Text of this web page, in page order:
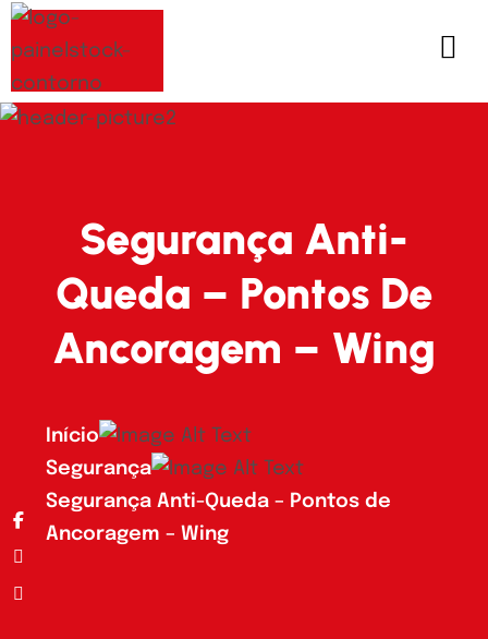
Segurança Anti-
Queda – Pontos De
Ancoragem – Wing
Início
Segurança
Segurança Anti-Queda – Pontos de
Ancoragem – Wing